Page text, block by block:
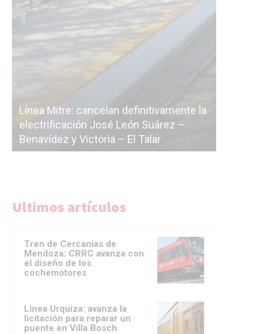
La Ciudad vuelve a postergar la
licitación de la línea F
Ultimos artículos
Tren de Cercanías de
Mendoza: CRRC avanza con
el diseño de los
cochemotores
Línea Urquiza: avanza la
licitación para reparar un
puente en Villa Bosch